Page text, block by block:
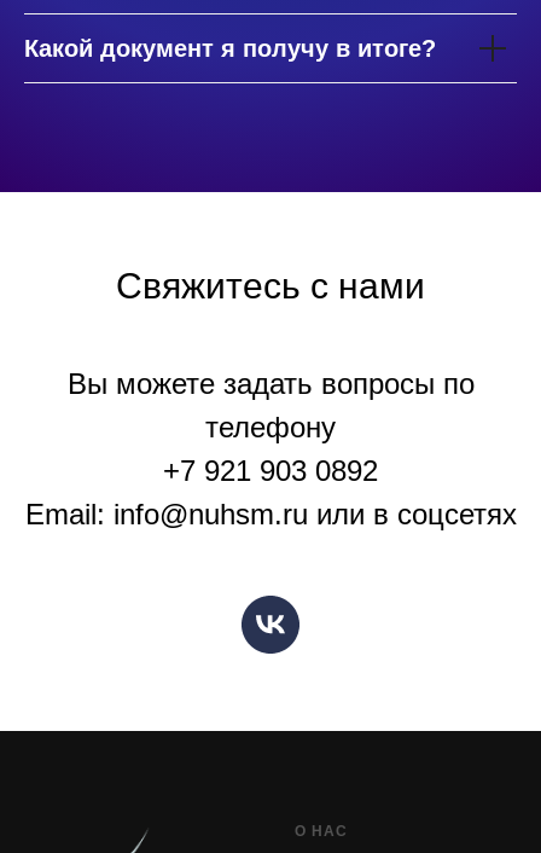
Какой документ я получу в итоге?
Свяжитесь с нами
Вы можете задать вопросы по
телефону
+7 921 903 0892
Email: info@nuhsm.ru или в соцсетях
О НАС